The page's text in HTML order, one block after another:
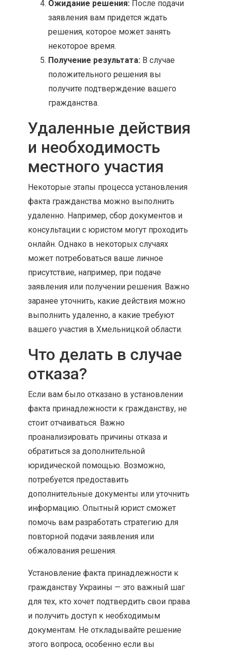
Ожидание решения: После подачи
заявления вам придется ждать
решения, которое может занять
некоторое время.
Получение результата: В случае
положительного решения вы
получите подтверждение вашего
гражданства.
Удаленные действия
и необходимость
местного участия
Некоторые этапы процесса установления
факта гражданства можно выполнить
удаленно. Например, сбор документов и
консультации с юристом могут проходить
онлайн. Однако в некоторых случаях
может потребоваться ваше личное
присутствие, например, при подаче
заявления или получении решения. Важно
заранее уточнить, какие действия можно
выполнить удаленно, а какие требуют
вашего участия в Хмельницкой области.
Что делать в случае
отказа?
Если вам было отказано в установлении
факта принадлежности к гражданству, не
стоит отчаиваться. Важно
проанализировать причины отказа и
обратиться за дополнительной
юридической помощью. Возможно,
потребуется предоставить
дополнительные документы или уточнить
информацию. Опытный юрист сможет
помочь вам разработать стратегию для
повторной подачи заявления или
обжалования решения.
Установление факта принадлежности к
гражданству Украины — это важный шаг
для тех, кто хочет подтвердить свои права
и получить доступ к необходимым
документам. Не откладывайте решение
этого вопроса, особенно если вы